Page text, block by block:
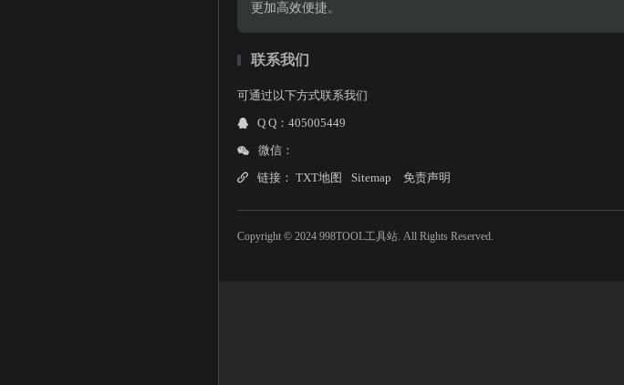
更加高效便捷。
联系我们
可通过以下方式联系我们
Q Q：405005449
微信：
链接： TXT地图 Sitemap 免责声明
Copyright © 2024 998TOOL工具站. All Rights Reserved.